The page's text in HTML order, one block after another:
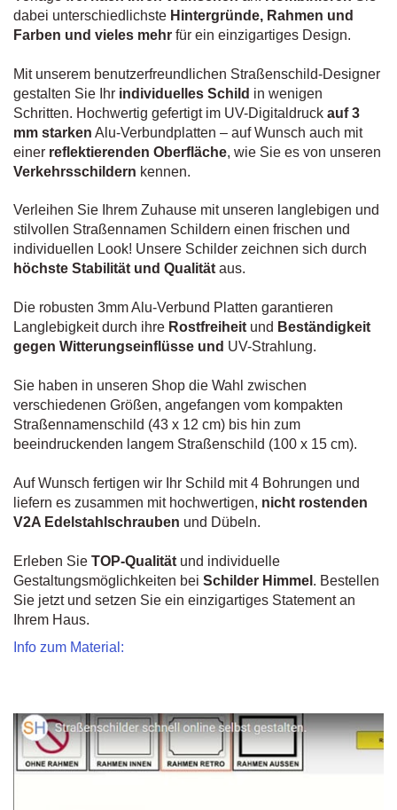
dabei unterschiedlichste Hintergründe, Rahmen und
Farben und vieles mehr für ein einzigartiges Design.
Mit unserem benutzerfreundlichen Straßenschild-Designer
gestalten Sie Ihr individuelles Schild in wenigen
Schritten. Hochwertig gefertigt im UV-Digitaldruck auf 3
mm starken Alu-Verbundplatten – auf Wunsch auch mit
einer reflektierenden Oberfläche, wie Sie es von unseren
Verkehrsschildern kennen.
Verleihen Sie Ihrem Zuhause mit unseren langlebigen und
stilvollen Straßennamen Schildern einen frischen und
individuellen Look! Unsere Schilder zeichnen sich durch
höchste Stabilität und Qualität aus.
Die robusten 3mm Alu-Verbund Platten garantieren
Langlebigkeit durch ihre Rostfreiheit und Beständigkeit
gegen Witterungseinflüsse und UV-Strahlung.
Sie haben in unseren Shop die Wahl zwischen
verschiedenen Größen, angefangen vom kompakten
Straßennamenschild (43 x 12 cm) bis hin zum
beeindruckenden langem Straßenschild (100 x 15 cm).
Auf Wunsch fertigen wir Ihr Schild mit 4 Bohrungen und
liefern es zusammen mit hochwertigen, nicht rostenden
V2A Edelstahlschrauben und Dübeln.
Erleben Sie TOP-Qualität und individuelle
Gestaltungsmöglichkeiten bei Schilder Himmel . Bestellen
Sie jetzt und setzen Sie ein einzigartiges Statement an
Ihrem Haus.
Info zum Material: